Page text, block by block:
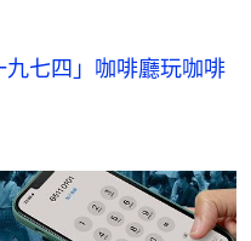
七四」咖啡廳玩咖啡